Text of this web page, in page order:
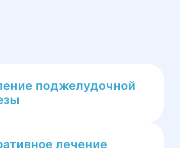
поджелудочной
лечение